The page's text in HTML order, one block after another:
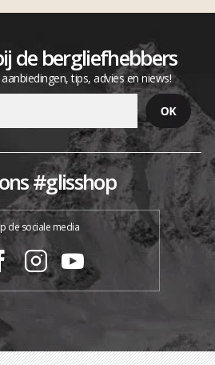
de bergliefhebbers
tips, advies en niews!
#glisshop
de sociale media